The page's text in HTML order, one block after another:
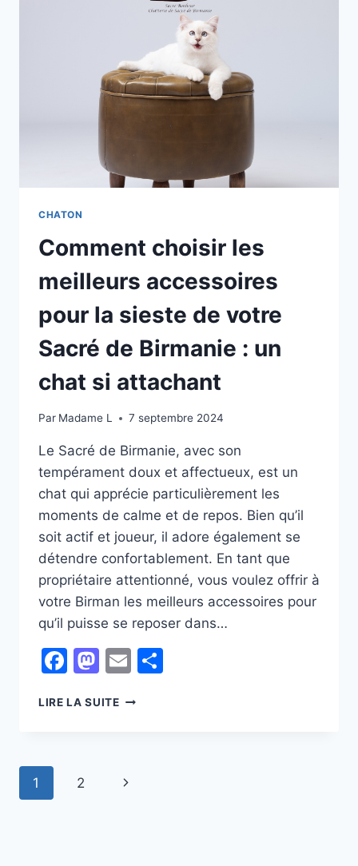
VOTRE
COMMENT
LA
FAIRE
POUSSER,
L’ENTRETENIR
BIENFAITS
DE
CHATON
Comment choisir les
meilleurs accessoires
pour la sieste de votre
Sacré de Birmanie : un
chat si attachant
Par Madame L 7 septembre 2024
Le Sacré de Birmanie, avec son
tempérament doux et affectueux, est un
chat qui apprécie particulièrement les
moments de calme et de repos. Bien qu’il
soit actif et joueur, il adore également se
détendre confortablement. En tant que
propriétaire attentionné, vous voulez offrir à
votre Birman les meilleurs accessoires pour
qu’il puisse se reposer dans…
Facebook
Mastodon
Email
LIRE LA SUITECOMMENT
POUR
Navigation
1 2
Page